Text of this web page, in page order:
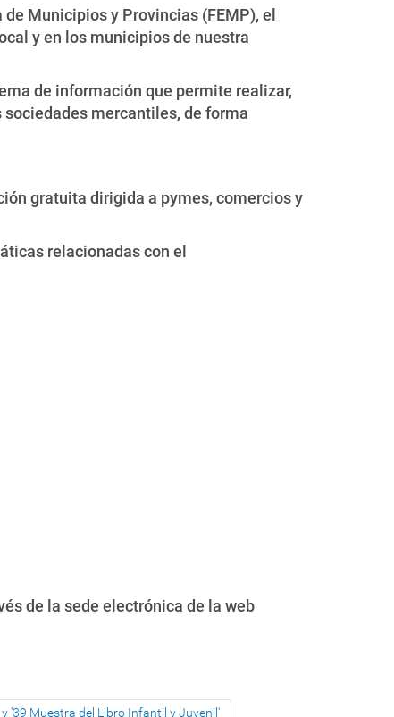
Municipios y Provincias (FEMP), el
y en los municipios de nuestra
de información que permite realizar,
mercantiles, de forma
gratuita dirigida a pymes, comercios y
relacionadas con el
de la sede electrónica de la web
'39 Muestra del Libro Infantil y Juvenil'